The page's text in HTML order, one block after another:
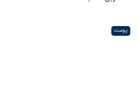
پوست